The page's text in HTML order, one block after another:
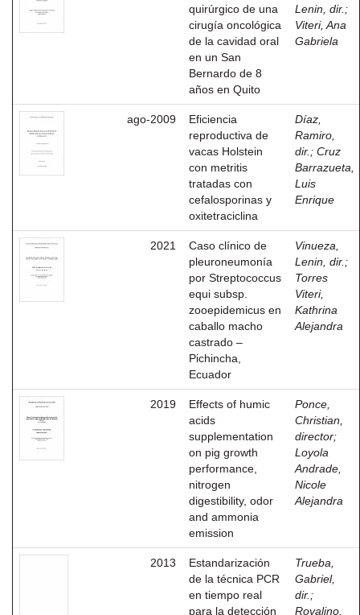
quirúrgico de una
cirugía oncológica
de la cavidad oral
en un San
Bernardo de 8
años en Quito
Lenin, dir. ;
Viteri, Ana
Gabriela
ago-2009
Eficiencia
reproductiva de
vacas Holstein
con metritis
tratadas con
cefalosporinas y
oxitetraciclina
Díaz,
Ramiro,
dir. ; Cruz
Barrazueta,
Luis
Enrique
2021
Caso clínico de
pleuroneumonía
por Streptococcus
equi subsp.
zooepidemicus en
caballo macho
castrado –
Pichincha,
Ecuador
Vinueza,
Lenin, dir. ;
Torres
Viteri,
Kathrina
Alejandra
2019
Effects of humic
acids
supplementation
on pig growth
performance,
nitrogen
digestibility, odor
and ammonia
emission
Ponce,
Christian,
director;
Loyola
Andrade,
Nicole
Alejandra
2013
Estandarización
de la técnica PCR
en tiempo real
para la detección
Trueba,
Gabriel,
dir. ;
Rovalino,